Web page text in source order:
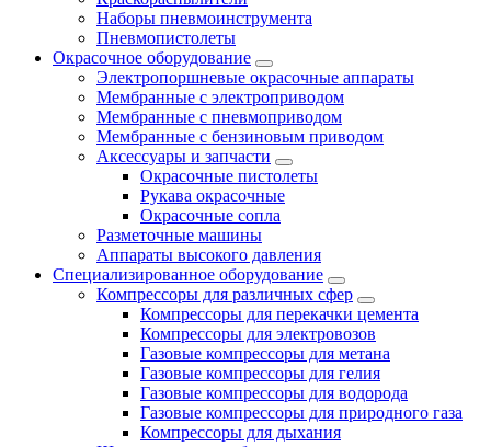
Наборы пневмоинструмента
Пневмопистолеты
Окрасочное оборудование
Электропоршневые окрасочные аппараты
Мембранные с электроприводом
Мембранные с пневмоприводом
Мембранные с бензиновым приводом
Аксессуары и запчасти
Окрасочные пистолеты
Рукава окрасочные
Окрасочные сопла
Разметочные машины
Аппараты высокого давления
Специализированное оборудование
Компрессоры для различных сфер
Компрессоры для перекачки цемента
Компрессоры для электровозов
Газовые компрессоры для метана
Газовые компрессоры для гелия
Газовые компрессоры для водорода
Газовые компрессоры для природного газа
Компрессоры для дыхания